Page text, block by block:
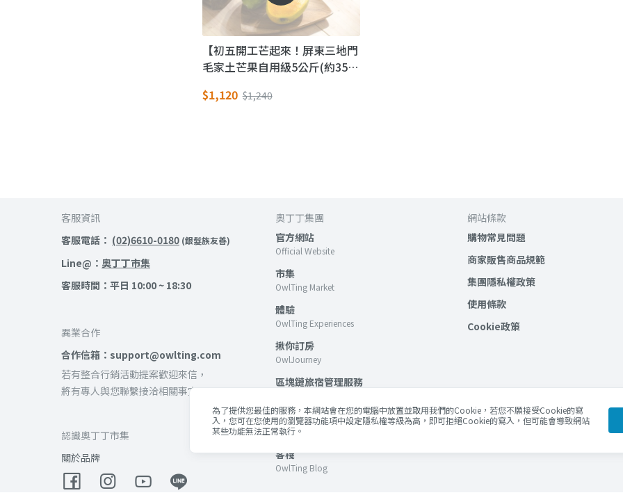
【初五開工芒起來！屏東三地門
毛家土芒果自用級5公斤(約35
運一整年！
$1,120 $1,240
客服資訊
客服電話： (02)6610-0180 (銀髮族友善)
Line@： 奧丁丁市集
客服時間：平日 10:00 ~ 18:30
異業合作
合作信箱：support@owlting.com
若有整合行銷活動提案歡迎來信，
將有專人與您聯繫接洽相關事宜。
認識奧丁丁市集
關於品牌
奧丁丁集團
官方網站
Official Website
市集
OwlTing Market
體驗
OwlTing Experiences
揪你訂房
OwlJourney
區塊鏈旅宿管理服務
區塊鏈應用服務
OwlTing Blockchain Services
客棧
OwlTing Blog
網站條款
購物常見問題
商家販售商品規範
集團隱私權政策
使用條款
Cookie政策
為了提供您最佳的服務，本網站會在您的電腦中放置並取用我們的Cookie，若您不願接受Cookie的寫
入，您可在您使用的瀏覽器功能項中設定隱私權等級為高，即可拒絕Cookie的寫入，但可能會導致網站
某些功能無法正常執行。